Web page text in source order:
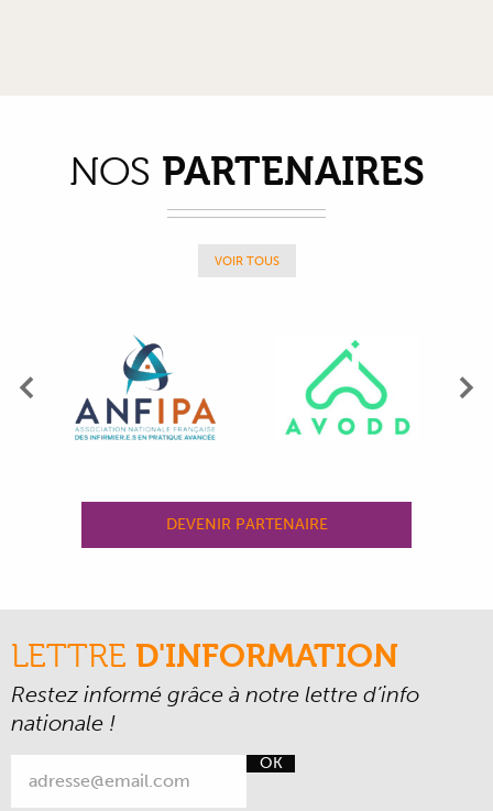
NOS PARTENAIRES
VOIR TOUS
Précédent
DEVENIR PARTENAIRE
LETTRE D'INFORMATION
Restez informé grâce à notre lettre d’info
nationale !
OK